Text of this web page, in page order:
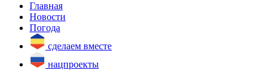
Главная
Новости
Погода
сделаем вместе
нацпроекты